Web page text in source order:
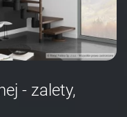
- zalety,